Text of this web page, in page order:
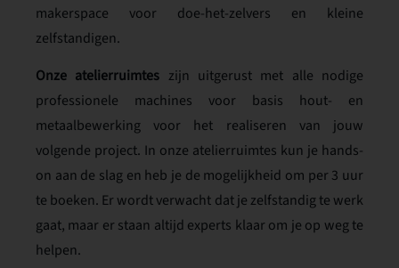
makerspace voor doe-het-zelvers en kleine
zelfstandigen.
Onze atelierruimtes zijn uitgerust met alle nodige
professionele machines voor basis hout- en
metaalbewerking voor het realiseren van jouw
volgende project. In onze atelierruimtes kun je hands-
on aan de slag en heb je de mogelijkheid om per 3 uur
te boeken. Er wordt verwacht dat je zelfstandig te werk
gaat, maar er staan altijd experts klaar om je op weg te
helpen.